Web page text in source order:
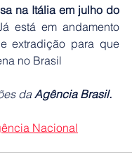
na Itália em julho do
está em andamento
extradição para que
no Brasil
da Agência Brasil.
Nacional